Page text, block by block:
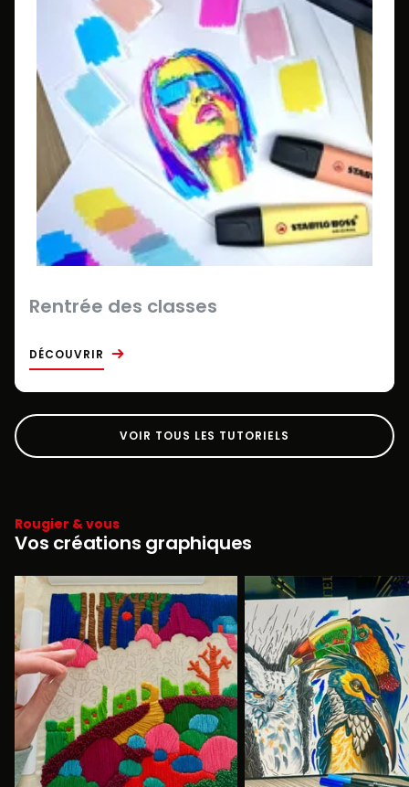
Rentrée des classes
DÉCOUVRIR
VOIR TOUS LES TUTORIELS
Rougier & vous
Vos créations graphiques